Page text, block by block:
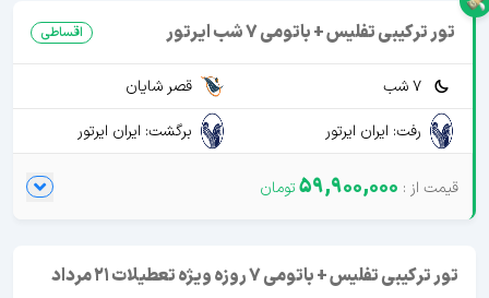
تور ترکیبی تفلیس + باتومی 7 شب ایرتور اقساطی
7 شب
قصر شایان
رفت: ایران ایرتور
برگشت: ایران ایرتور
59,900,000
تور ترکیبی تفلیس + باتومی 7 روزه ویژه تعطیلات 21 مرداد